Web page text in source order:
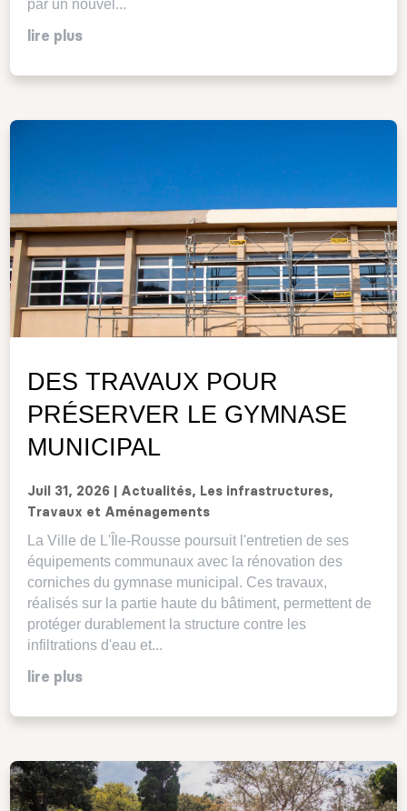
par un nouvel...
lire plus
DES TRAVAUX POUR
PRÉSERVER LE GYMNASE
MUNICIPAL
Juil 31, 2026 Actualités, Les infrastructures,
Travaux et Aménagements
La Ville de L'Île-Rousse poursuit l'entretien de ses
équipements communaux avec la rénovation des
corniches du gymnase municipal. Ces travaux,
réalisés sur la partie haute du bâtiment, permettent de
protéger durablement la structure contre les
infiltrations d'eau et...
lire plus